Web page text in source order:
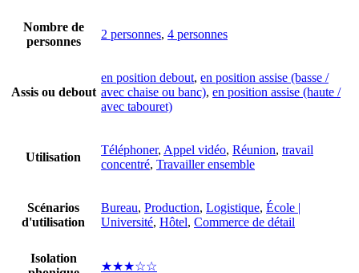
Nombre de
personnes
2 personnes, 4 personnes
Assis ou debout
en position debout, en position assise (basse /
avec chaise ou banc), en position assise (haute /
avec tabouret)
Utilisation
Téléphoner, Appel vidéo, Réunion, travail
concentré, Travailler ensemble
Scénarios
d'utilisation
Bureau, Production, Logistique, École |
Université, Hôtel, Commerce de détail
Isolation
★★★☆☆